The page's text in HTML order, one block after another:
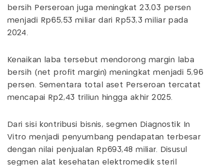
bersih Perseroan juga meningkat 23,03 persen
menjadi Rp65,53 miliar dari Rp53,3 miliar pada
2024.
Kenaikan laba tersebut mendorong margin laba
bersih (net profit margin) meningkat menjadi 5,96
persen. Sementara total aset Perseroan tercatat
mencapai Rp2,43 triliun hingga akhir 2025.
Dari sisi kontribusi bisnis, segmen Diagnostik In
Vitro menjadi penyumbang pendapatan terbesar
dengan nilai penjualan Rp693,48 miliar. Disusul
segmen alat kesehatan elektromedik steril